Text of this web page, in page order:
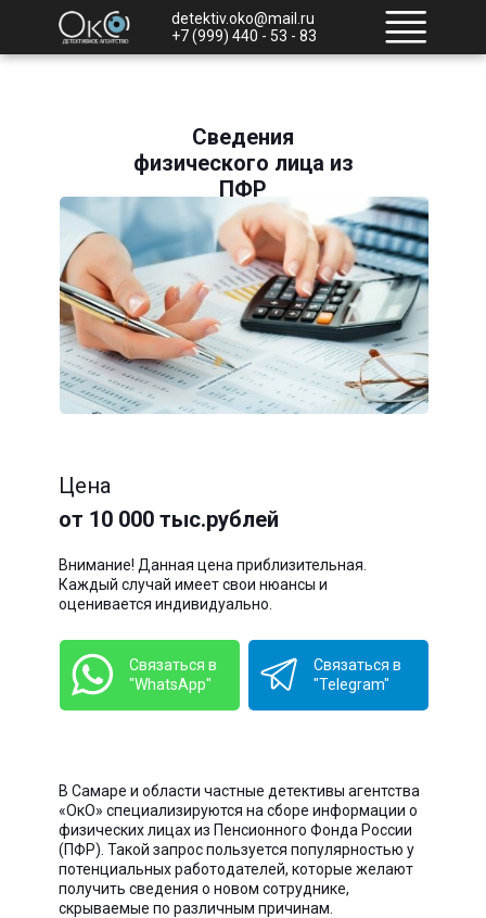
detektiv.oko@mail.ru
+7 (999) 440 - 53 - 83
Сведения
физического лица из
ПФР
Цена
от 10 000 тыс.рублей
Внимание! Данная цена приблизительная.
Каждый случай имеет свои нюансы и
оценивается индивидуально.
Связаться в
"WhatsApp"
Связаться в
"Telegram"
В Самаре и области частные детективы агентства
«ОкО» специализируются на сборе информации о
физических лицах из Пенсионного Фонда России
(ПФР). Такой запрос пользуется популярностью у
потенциальных работодателей, которые желают
получить сведения о новом сотруднике,
скрываемые по различным причинам.